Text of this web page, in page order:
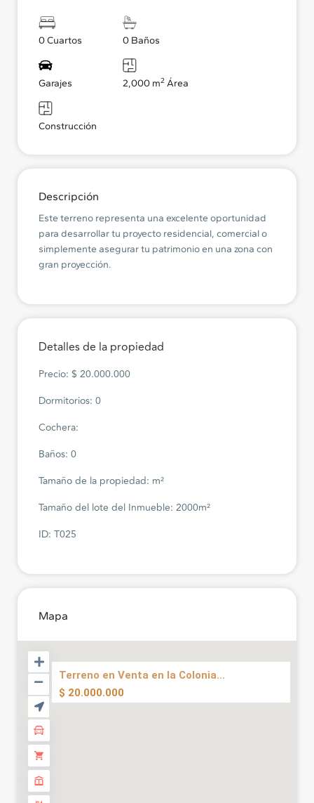
0 Cuartos 0 Baños
Garajes 2,000 m2 Área
Construcción
Descripción
Este terreno representa una excelente oportunidad
para desarrollar tu proyecto residencial, comercial o
simplemente asegurar tu patrimonio en una zona con
gran proyección.
Detalles de la propiedad
Precio: $ 20.000.000
Dormitorios: 0
Cochera:
Baños: 0
Tamaño de la propiedad: m²
Tamaño del lote del Inmueble: 2000m²
ID: T025
Mapa
Terreno en Venta en la Colonia...
$ 20.000.000